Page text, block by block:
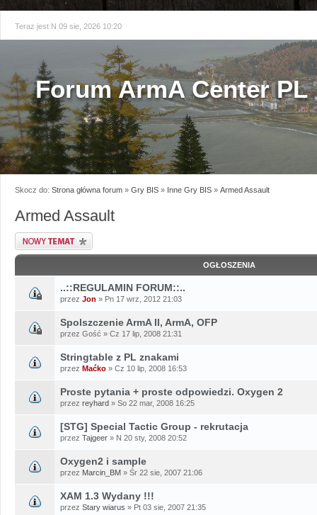
Teraz jest N 09 sie, 2026 10:20
Forum ArmA Center PL
Skocz do: Strona główna forum » Gry BIS » Inne Gry BIS » Armed Assault
Armed Assault
Napisz wątek
OGŁOSZENIA
..::REGULAMIN FORUM::..
przez Jon » Pn 17 wrz, 2012 21:03
Spolszczenie ArmA II, ArmA, OFP
przez Gość » Cz 17 lip, 2008 21:31
Stringtable z PL znakami
przez Maćko » Cz 10 lip, 2008 16:53
Proste pytania + proste odpowiedzi. Oxygen 2
przez reyhard » So 22 mar, 2008 16:25
[STG] Special Tactic Group - rekrutacja
przez Tajgeer » N 20 sty, 2008 20:52
Oxygen2 i sample
przez Marcin_BM » Śr 22 sie, 2007 21:06
XAM 1.3 Wydany !!!
przez Stary wiarus » Pt 03 sie, 2007 21:35